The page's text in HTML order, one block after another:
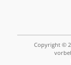
Copyright ©